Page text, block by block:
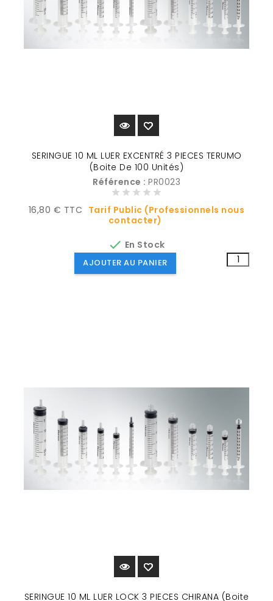
SERINGUE 10 ML LUER EXCENTRÉ 3 PIECES TERUMO
(Boite De 100 Unités)
Référence : PR0023
Prix
16,80 € TTC Tarif Public (Professionnels nous
contacter)
 En Stock
AJOUTER AU PANIER
SERINGUE 10 ML LUER LOCK 3 PIECES CHIRANA (Boite